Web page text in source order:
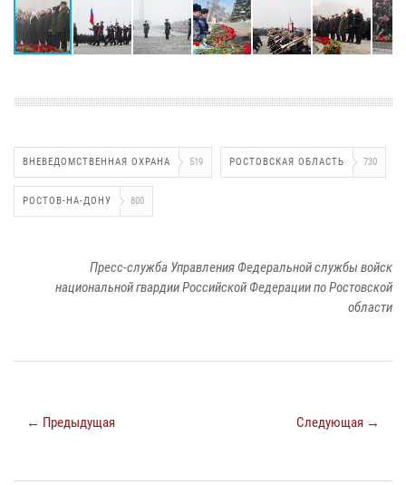
ВНЕВЕДОМСТВЕННАЯ ОХРАНА 519 РОСТОВСКАЯ ОБЛАСТЬ 730
РОСТОВ-НА-ДОНУ 800
Пресс-служба Управления Федеральной службы войск
национальной гвардии Российской Федерации по Ростовской
области
← Предыдущая Следующая →